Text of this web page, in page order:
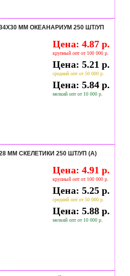
ММ ОКЕАНАРИУМ 250 ШТ/УП
Цена: 4.87 р.
крупный опт от 100 000 р.
Цена: 5.21 р.
средний опт от 50 000 р.
Цена: 5.84 р.
мелкий опт от 10 000 р.
ММ СКЕЛЕТИКИ 250 ШТ/УП (А)
Цена: 4.91 р.
крупный опт от 100 000 р.
Цена: 5.25 р.
средний опт от 50 000 р.
Цена: 5.88 р.
мелкий опт от 10 000 р.